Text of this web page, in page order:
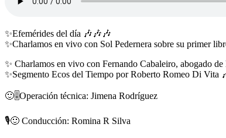
✨Efemérides del día 🎶🎶🎶
✨Charlamos en vivo con Sol Pedernera sobre su primer
✨ Charlamos en vivo con Fernando Cabaleiro, abogado
✨Segmento Ecos del Tiempo por Roberto Romeo Di Vita
🙂🎚Operación técnica: Jimena Rodríguez
🎙🙂 Conducción: Romina R Silva